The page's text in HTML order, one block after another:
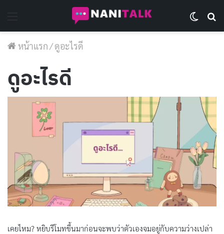
หน้าแรก/ดูอะไรดี
ดูอะไรดี
เคยไหม? หยิบรีโมทขึ้นมาก่อนจะพบว่าตัวเองจมอยู่กับความว่างเปล่า